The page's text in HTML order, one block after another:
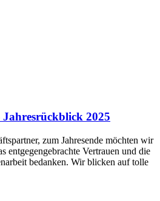
2025
zum Jahresende möchten wir
entgegengebrachte Vertrauen und die
bedanken. Wir blicken auf tolle